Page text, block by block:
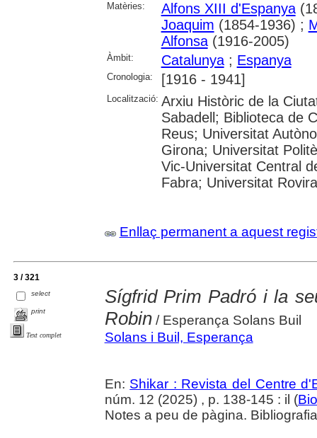
Matèries:
Alfons XIII d'Espanya
Joaquim (1854-1936) ;
Alfonsa(1916-2005)
Àmbit: Catalunya; Espanya
Cronologia: [1916 - 1941]
Localització: Arxiu Històric de la
Sabadell; Biblioteca de
Reus; Universitat
Girona; Universitat
Vic-Universitat Central
Fabra; Universitat
Enllaç permanent a aquest
3 / 321
select
print
Text complet
Sígfrid Prim Padró i la
Robin/ Esperança Solans Buil
Solans i Buil, Esperança
En: Shikar : Revista del Centre
núm. 12 (2025) , p. 138-145 : il (
Notes a peu de pàgina.